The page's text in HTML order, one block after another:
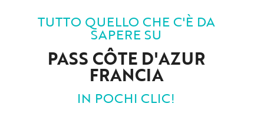
TUTTO QUELLO CHE C'È DA
SAPERE SU
PASS CÔTE D'AZUR
FRANCIA
IN POCHI CLIC!